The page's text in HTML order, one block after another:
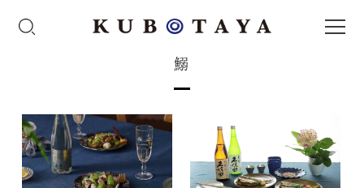
鰯